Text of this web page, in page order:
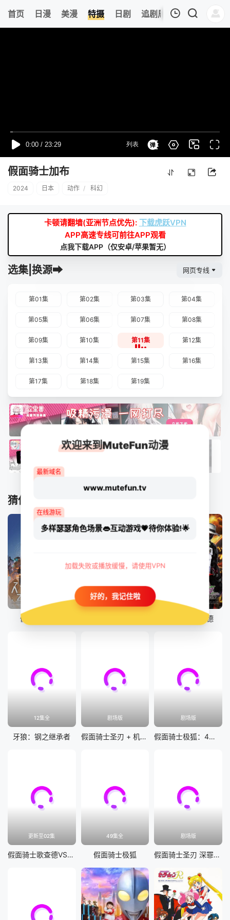
首页 日漫 美漫 特摄 日剧 追剧周表 今日更新
假面骑士加布
2024 日本 动作 / 科幻
卡顿请翻墙(亚洲节点优先): 下载虎跃VPN
APP高速专线可前往APP观看
点我下载APP（仅安卓/苹果暂无）
选集|换源➡ 网页专线
第01集 第02集 第03集 第04集
第05集 第06集 第07集 第08集
第09集 第10集 第11集 第12集
第13集 第14集 第15集 第16集
第17集 第18集 第19集
猜你喜欢
假面骑士加布
7集全
假面骑士歌查德
12集全
牙狼：钢之继承者
剧场版
假面骑士圣刃 + 机界战队全开者 超级英雄战记
剧场版
假面骑士极狐：4位王者与黑狐
更新至02集
假面骑士歌查德VS假面骑士雷杰德
49集全
假面骑士极狐
剧场版
假面骑士圣刃 深罪的三重奏
欢迎来到MuteFun动漫
最新域名
www.mutefun.tv
在线游玩
多样瑟瑟角色场景👄互动游戏💗待你体验!🌟
加载失败或播放缓慢，请使用VPN
好的，我记住啦